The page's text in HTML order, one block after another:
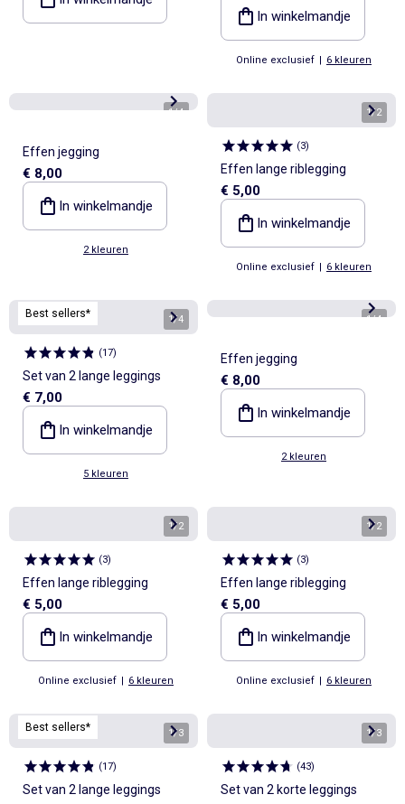
In winkelmandje
Online exclusief | 6 kleuren
1/4
Effen jegging
€ 8,00
In winkelmandje
2 kleuren
1/2
(3)
Effen lange riblegging
€ 5,00
In winkelmandje
Online exclusief | 6 kleuren
Best sellers* 1/4
(17)
Set van 2 lange leggings
€ 7,00
In winkelmandje
5 kleuren
1/4
Effen jegging
€ 8,00
In winkelmandje
2 kleuren
1/2
(3)
Effen lange riblegging
€ 5,00
In winkelmandje
Online exclusief | 6 kleuren
1/2
(3)
Effen lange riblegging
€ 5,00
In winkelmandje
Online exclusief | 6 kleuren
Best sellers* 1/3
(17)
Set van 2 lange leggings
1/3
(43)
Set van 2 korte leggings